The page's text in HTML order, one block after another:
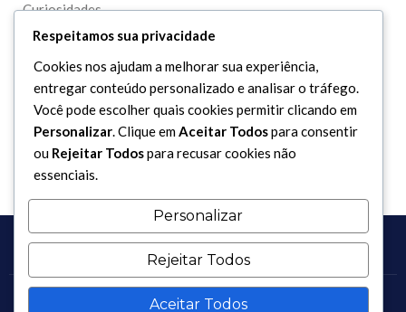
Curiosidades
Dicionário Islâmico
Downloads
Copyright 2017 - 2026 / Todos os direitos reservados.
Respeitamos sua privacidade
Cookies nos ajudam a melhorar sua experiência,
entregar conteúdo personalizado e analisar o tráfego.
Você pode escolher quais cookies permitir clicando em
Personalizar. Clique emAceitar Todospara consentir
ou Rejeitar Todospara recusar cookies não
essenciais.
Personalizar
Rejeitar Todos
Aceitar Todos